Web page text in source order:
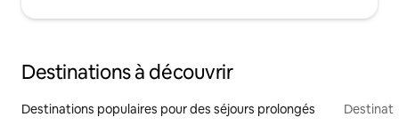
Destinations à découvrir
Destinations populaires pour des séjours prolongés